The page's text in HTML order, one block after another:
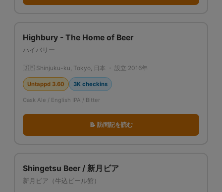
Highbury - The Home of Beer
ハイバリー
🇯🇵 Shinjuku-ku, Tokyo, 日本 ・ 設立 2016年
Untappd 3.60 3K checkins
Cask Ale / English IPA / Bitter
📝 訪問記を読む
Shingetsu Beer / 新月ビア
新月ビア（牛込ビール館）